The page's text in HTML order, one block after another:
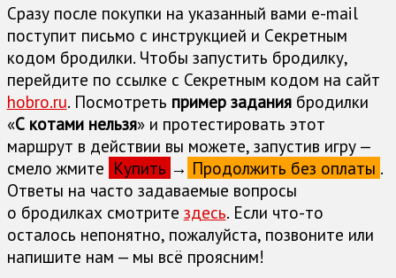
Сразу после покупки на указанный вами e-mail
поступит письмо с инструкцией и Cекретным
кодом бродилки. Чтобы запустить бродилку,
перейдите по ссылке с Секретным кодом на сайт
hobro.ru. Посмотреть пример заданиябродилки
«С котами нельзя» и протестировать этот
маршрут в действии вы можете, запустив игру —
смело жмите Купить → Продолжить без оплаты .
Ответы на часто задаваемые вопросы
о бродилках cмотрите здесь. Если что-то
осталось непонятно, пожалуйста, позвоните или
напишите нам — мы всё проясним!